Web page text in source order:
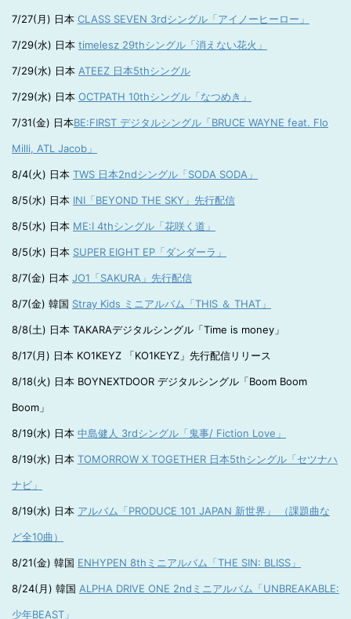
7/27(月) 日本 CLASS SEVEN 3rdシングル「アイノーヒーロー」
7/29(水) 日本 timelesz 29thシングル「消えない花火」
7/29(水) 日本 ATEEZ 日本5thシングル
7/29(水) 日本 OCTPATH 10thシングル「なつめき」
7/31(金) 日本BE:FIRST デジタルシングル「BRUCE WAYNE feat. Flo
Milli, ATL Jacob」
8/4(火) 日本 TWS 日本2ndシングル「SODA SODA」
8/5(水) 日本 INI「BEYOND THE SKY」先行配信
8/5(水) 日本 ME:I 4thシングル「花咲く道」
8/5(水) 日本 SUPER EIGHT EP「ダンダーラ」
8/7(金) 日本 JO1「SAKURA」先行配信
8/7(金) 韓国 Stray Kids ミニアルバム「THIS ＆ THAT」
8/8(土) 日本 TAKARAデジタルシングル「Time is money」
8/17(月) 日本 KO1KEYZ 「KO1KEYZ」先行配信リリース
8/18(火) 日本 BOYNEXTDOOR デジタルシングル「Boom Boom
Boom」
8/19(水) 日本 中島健人 3rdシングル「鬼事/ Fiction Love」
8/19(水) 日本 TOMORROW X TOGETHER 日本5thシングル「セツナハ
ナビ」
8/19(水) 日本 アルバム「PRODUCE 101 JAPAN 新世界」 （課題曲な
ど全10曲）
8/21(金) 韓国 ENHYPEN 8thミニアルバム「THE SIN: BLISS」
8/24(月) 韓国 ALPHA DRIVE ONE 2ndミニアルバム「UNBREAKABLE:
少年BEAST」